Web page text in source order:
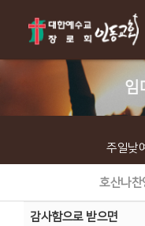
임
주일낮
호산나찬
감사함으로 받으면